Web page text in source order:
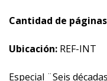
Cantidad de
Ubicación: REF-INT
Especial ¨Seis